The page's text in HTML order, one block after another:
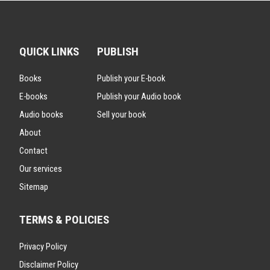
QUICK LINKS
Books
E-books
Audio books
About
Contact
Our services
Sitemap
PUBLISH
Publish your E-book
Publish your Audio book
Sell your book
TERMS & POLICIES
Privacy Policy
Disclaimer Policy